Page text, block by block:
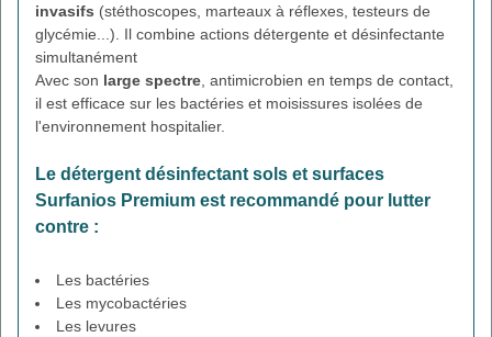
invasifs (stéthoscopes, marteaux à réflexes, testeurs de
glycémie...). Il combine actions détergente et désinfectante
simultanément
Avec son large spectre , antimicrobien en temps de contact,
il est efficace sur les bactéries et moisissures isolées de
l'environnement hospitalier.
Le détergent désinfectant sols et surfaces
Surfanios Premium est recommandé pour lutter
contre :
Les bactéries
Les mycobactéries
Les levures